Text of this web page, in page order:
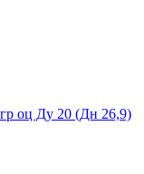
оц Ду 20 (Дн 26,9)